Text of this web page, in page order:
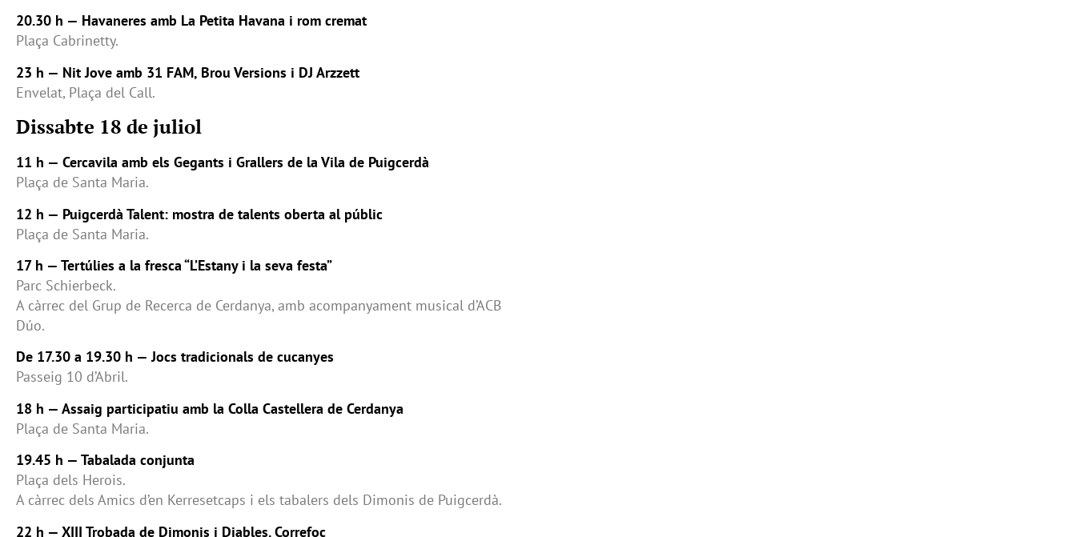
20.30 h — Havaneres amb La Petita Havana i rom cremat
Plaça Cabrinetty.
23 h — Nit Jove amb 31 FAM, Brou Versions i DJ Arzzett
Envelat, Plaça del Call.
Dissabte 18 de juliol
11 h — Cercavila amb els Gegants i Grallers de la Vila de Puigcerdà
Plaça de Santa Maria.
12 h — Puigcerdà Talent: mostra de talents oberta al públic
Plaça de Santa Maria.
17 h — Tertúlies a la fresca “L’Estany i la seva festa”
Parc Schierbeck.
A càrrec del Grup de Recerca de Cerdanya, amb acompanyament musical d’ACB
Dúo.
De 17.30 a 19.30 h — Jocs tradicionals de cucanyes
Passeig 10 d’Abril.
18 h — Assaig participatiu amb la Colla Castellera de Cerdanya
Plaça de Santa Maria.
19.45 h — Tabalada conjunta
Plaça dels Herois.
A càrrec dels Amics d’en Kerresetcaps i els tabalers dels Dimonis de Puigcerdà.
22 h — XIII Trobada de Dimonis i Diables. Correfoc